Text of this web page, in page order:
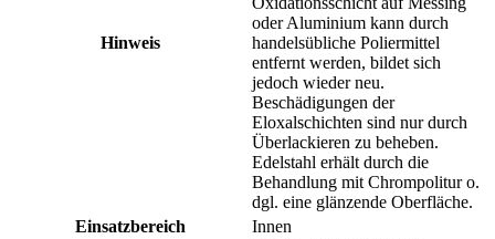
Hinweis
oder Aluminium kann durch
handelsübliche Poliermittel
entfernt werden, bildet sich
jedoch wieder neu.
Beschädigungen der
Eloxalschichten sind nur durch
Überlackieren zu beheben.
Edelstahl erhält durch die
Behandlung mit Chrompolitur o.
dgl. eine glänzende Oberfläche.
Einsatzbereich
Innen